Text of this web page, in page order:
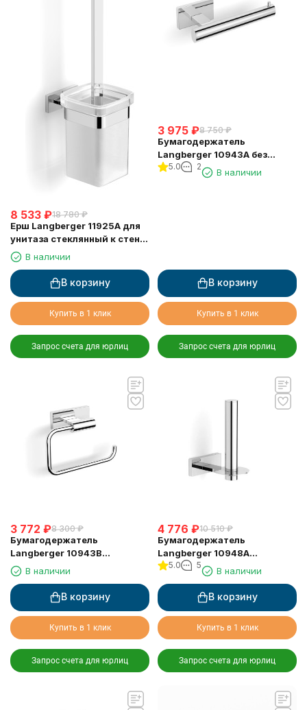
8 533 ₽18 780 ₽
Ерш Langberger 11925A для
унитаза стеклянный к стене
квадратный
В наличии
В корзину
Купить в 1 клик
Запрос счета для юрлиц
3 975 ₽8 750 ₽
Бумагодержатель
Langberger 10943A без
крышки квадратный
5.0 2
В наличии
В корзину
Купить в 1 клик
Запрос счета для юрлиц
3 772 ₽8 300 ₽
Бумагодержатель
Langberger 10943B
туалетной бумаги без
крышки квадратный
В наличии
В корзину
Купить в 1 клик
Запрос счета для юрлиц
4 776 ₽10 510 ₽
Бумагодержатель
Langberger 10948A
туалетной бумаги
вертикальный
5.0 5
В наличии
В корзину
Купить в 1 клик
Запрос счета для юрлиц